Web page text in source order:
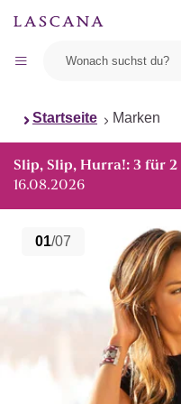
Startseite Marken
Slip, Slip, Hurra!: 3 für 2
16.08.2026
01/07